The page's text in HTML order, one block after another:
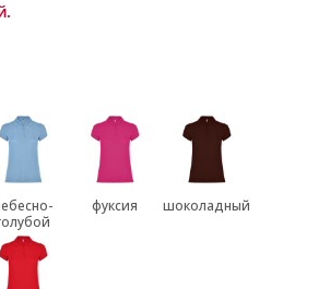
фуксия шоколадный